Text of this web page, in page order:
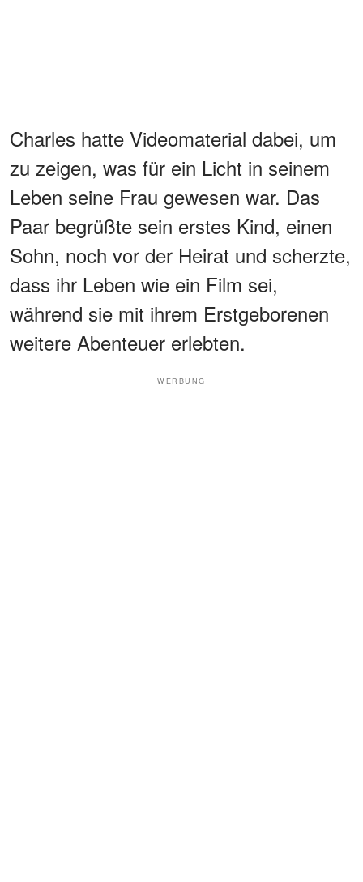
Charles hatte Videomaterial dabei, um
zu zeigen, was für ein Licht in seinem
Leben seine Frau gewesen war. Das
Paar begrüßte sein erstes Kind, einen
Sohn, noch vor der Heirat und scherzte,
dass ihr Leben wie ein Film sei,
während sie mit ihrem Erstgeborenen
weitere Abenteuer erlebten.
WERBUNG